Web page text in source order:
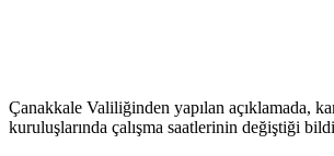
Çanakkale Valiliğinden yapılan açıklamada,
kuruluşlarında çalışma saatlerinin değiştiği